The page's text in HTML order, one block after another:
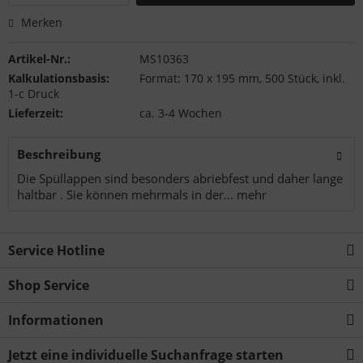
Merken
Artikel-Nr.:
MS10363
Kalkulationsbasis:
Format: 170 x 195 mm, 500 Stück, inkl.
1-c Druck
Lieferzeit:
ca. 3-4 Wochen
Beschreibung
Die Spüllappen sind besonders abriebfest und daher lange
haltbar . Sie können mehrmals in der... mehr
Service Hotline
Shop Service
Informationen
Jetzt eine individuelle Suchanfrage starten